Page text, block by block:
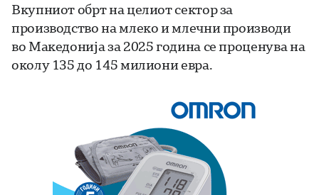
Вкупниот обрт на целиот сектор за
производство на млеко и млечни производи
во Македонија за 2025 година се проценува на
околу 135 до 145 милиони евра.